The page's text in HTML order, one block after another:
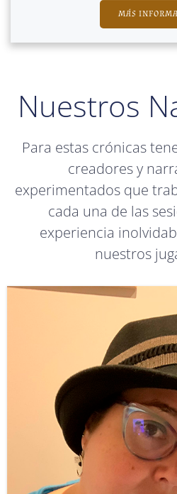
MÁS
Nuestros
Para estas crónicas
creadores y
experimentados que
cada una de las
experiencia
nuestros